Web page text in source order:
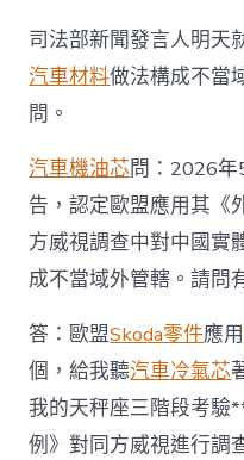
司法部新聞發言人明天
汽車材料做法構成不當
問。
汽車機油芯問：2026
告，認定歐盟應用其《
方威視調查中對中國實
成不當域外管轄。請問
答：歐盟Skoda零件應用
個，給我聽汽車冷氣芯
我的天秤座三階段考驗
例》對同方威視進行調